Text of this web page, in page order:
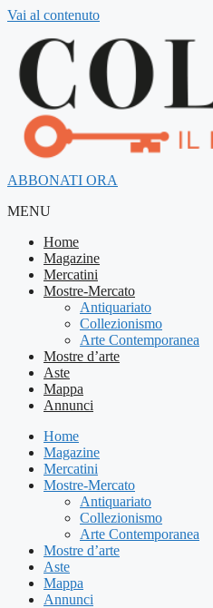
Vai al contenuto
ABBONATI ORA
MENU
Home
Magazine
Mercatini
Mostre-Mercato
Antiquariato
Collezionismo
Arte Contemporanea
Mostre d’arte
Aste
Mappa
Annunci
Home
Magazine
Mercatini
Mostre-Mercato
Antiquariato
Collezionismo
Arte Contemporanea
Mostre d’arte
Aste
Mappa
Annunci